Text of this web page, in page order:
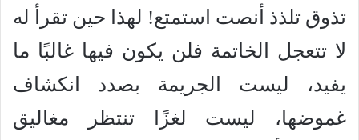
تذوق تلذذ أنصت استمتع! لهذا حين تقرأ له
لا تتعجل الخاتمة فلن يكون فيها غالبًا ما
يفيد، ليست الجريمة بصدد انكشاف
غموضها، ليست لغزًا تنتظر مغاليق